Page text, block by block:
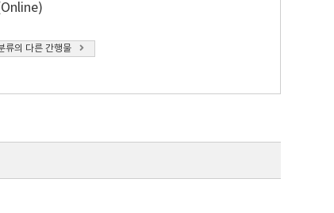
류의 다른 간행물